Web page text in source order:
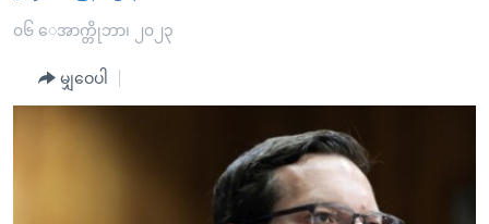
ပင်မ
အစ္စရေး-ပါလက်စတိုင်း
သတင်းလွတ်လပ်ခွင့်
အင်္ဂလိပ်စာလေ့လာမယ်
ရေဒီယိုနှင့်ရုပ်သံ အချက်အလက်များ
၀၆ ေအာက္တိုဘာ၊ ၂၀၂၃
မျှဝေပါ